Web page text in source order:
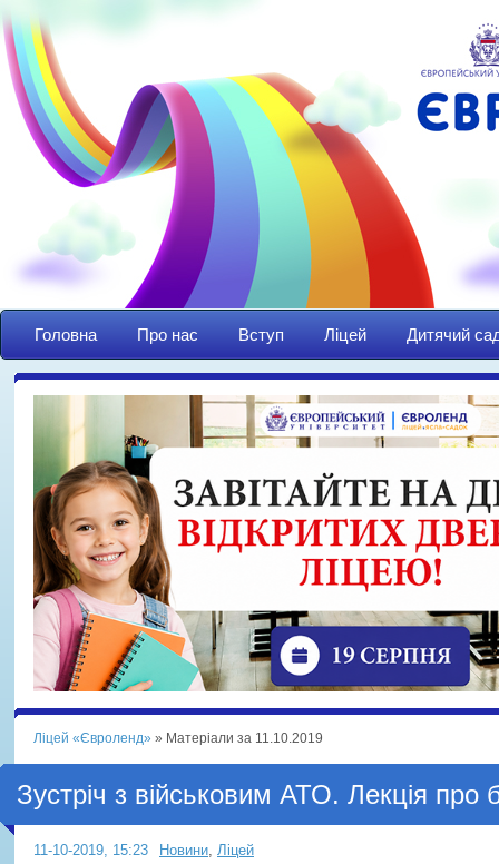
Головна Про нас Вступ Ліцей Дитячий
Ліцей «Євроленд» » Матеріали за 11.10.2019
Зустріч з військовим АТО. Лекція про
11-10-2019, 15:23 Новини, Ліцей